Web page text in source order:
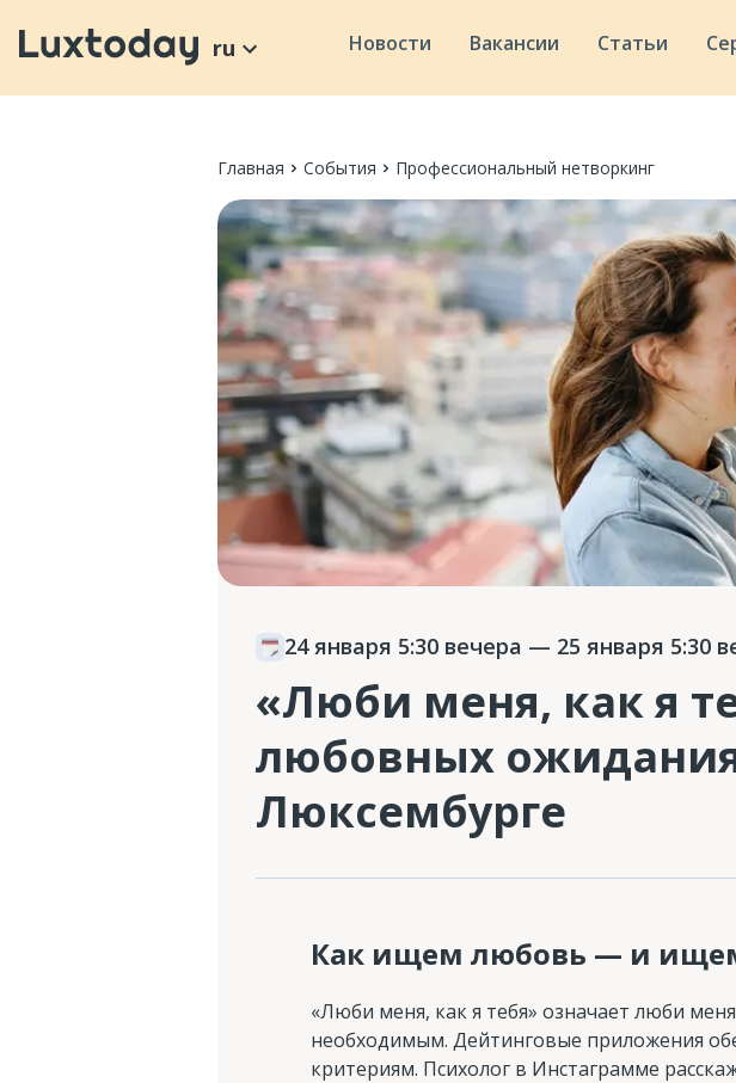
ru Новости Вакансии Статьи
Главная События Профессиональный нетворкинг
24 января 5:30 вечера — 25 января 5:30
«Люби меня, как я
любовных
Люксембурге
Как ищем любовь — и
«Люби меня, как я тебя» означает люби
необходимым. Дейтинговые приложения
критериям. Психолог в Инстаграмме